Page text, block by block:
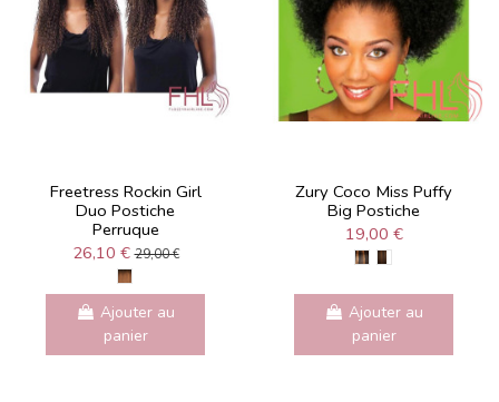
Freetress Rockin Girl
Duo Postiche
Perruque
26,10 €29,00 €
Ajouter au
panier
Zury Coco Miss Puffy
Big Postiche
19,00 €
Ajouter au
panier